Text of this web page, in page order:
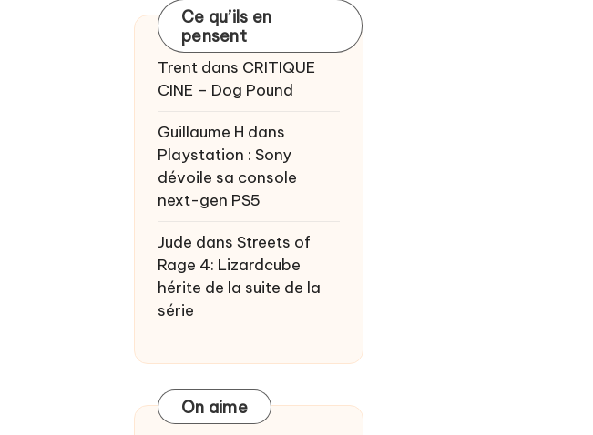
Ce qu’ils en
pensent
Trent dans CRITIQUE
CINE – Dog Pound
Guillaume H dans
Playstation : Sony
dévoile sa console
next-gen PS5
Jude dans Streets of
Rage 4: Lizardcube
hérite de la suite de la
série
On aime